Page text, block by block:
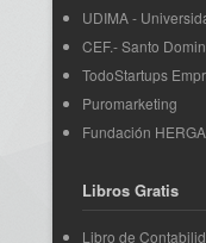
UDIMA -
CEF.- Santo
TodoStartups
Puromarketing
Fundación
Libros Gratis
Libro de